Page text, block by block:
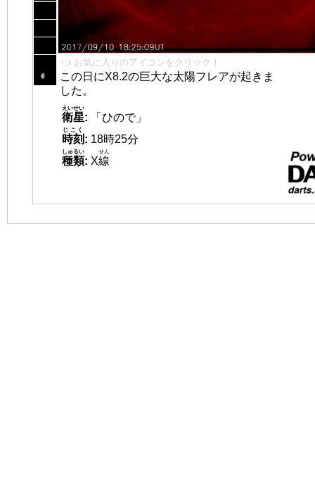
👈 お気に入りのアイコンをクリック！
この日にX8.2の巨大な太陽フレアが起きま
した。
衛星
えいせい
:
「ひので」
時刻
じこく
: 18時25分
種類
しゅるい
: X線
せん